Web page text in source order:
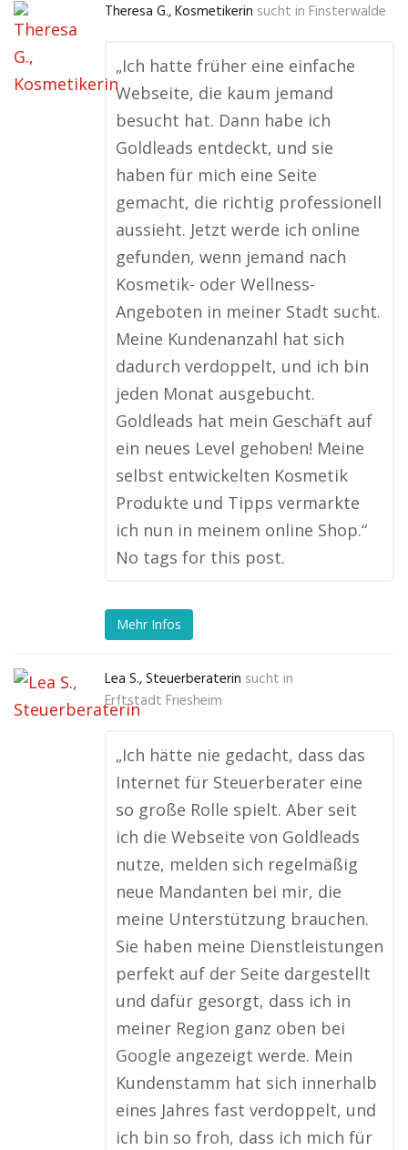
Theresa G., Kosmetikerin sucht in Finsterwalde
„Ich hatte früher eine einfache
Webseite, die kaum jemand
besucht hat. Dann habe ich
Goldleads entdeckt, und sie
haben für mich eine Seite
gemacht, die richtig professionell
aussieht. Jetzt werde ich online
gefunden, wenn jemand nach
Kosmetik- oder Wellness-
Angeboten in meiner Stadt sucht.
Meine Kundenanzahl hat sich
dadurch verdoppelt, und ich bin
jeden Monat ausgebucht.
Goldleads hat mein Geschäft auf
ein neues Level gehoben! Meine
selbst entwickelten Kosmetik
Produkte und Tipps vermarkte
ich nun in meinem online Shop.“
No tags for this post.
Mehr Infos
Lea S., Steuerberaterin sucht in
Erftstadt Friesheim
„Ich hätte nie gedacht, dass das
Internet für Steuerberater eine
so große Rolle spielt. Aber seit
ich die Webseite von Goldleads
nutze, melden sich regelmäßig
neue Mandanten bei mir, die
meine Unterstützung brauchen.
Sie haben meine Dienstleistungen
perfekt auf der Seite dargestellt
und dafür gesorgt, dass ich in
meiner Region ganz oben bei
Google angezeigt werde. Mein
Kundenstamm hat sich innerhalb
eines Jahres fast verdoppelt, und
ich bin so froh, dass ich mich für